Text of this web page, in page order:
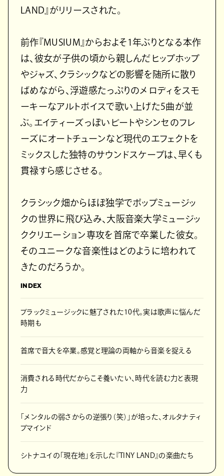
LAND』がリリースされた。
前作『MUSIUM』からおよそ1年ぶりとなる本作
は、彼女が子供の頃から親しんだヒップホップ
やジャズ、クラシックなどの影響を随所に散り
ばめながら、浮遊感たっぷりのメロディをスモ
ーキーなアルトボイスで歌い上げた5曲が並
ぶ。エイティーズっぽいビートやシンセのフレ
ーズにオートチューンなど現代のエフェクトを
ミックスした独特のサウンドスケープは、早くも
貫禄すら感じさせる。
クラシック畑からほぼ独学でポップミュージッ
クの世界に飛び込み、大阪音楽大学ミュージッ
ククリエーション専攻を首席で卒業した彼女。
そのユニークな音楽性はどのように培われて
きたのだろうか。
INDEX
ブラックミュージックに魅了された10代。実は歌声に悩んだ
時期も
首席で音大を卒業。感覚と理論の両軸から音楽を捉える
消費される時代だからこそ養いたい、時代を読む力と表現
力
「メンタルの弱さからの逆張り（笑）」が培った、オルタナティ
ブマインド
シトナユイの「現在地」を示した『TINY LAND』の楽曲たち